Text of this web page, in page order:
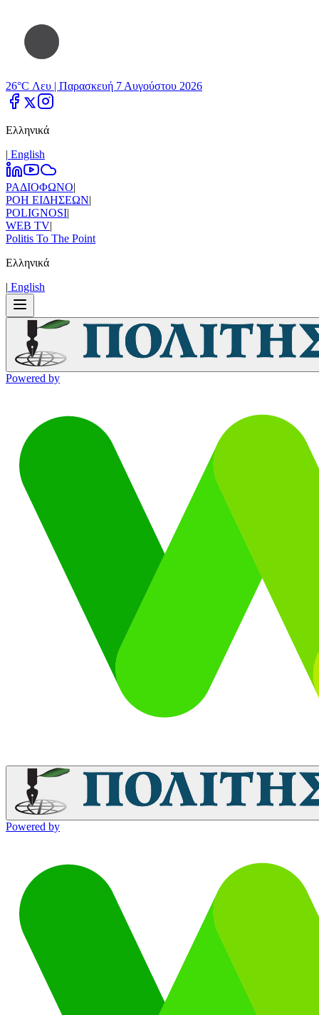
26°C Λευ | Παρασκευή 7 Αυγούστου 2026
Ελληνικά
| Εnglish
ΡΑΔΙΟΦΩΝΟ|
ΡΟΗ ΕΙΔΗΣΕΩΝ|
POLIGNOSI|
WEB TV|
Politis To The Point
Ελληνικά
| Εnglish
Powered by
Powered by